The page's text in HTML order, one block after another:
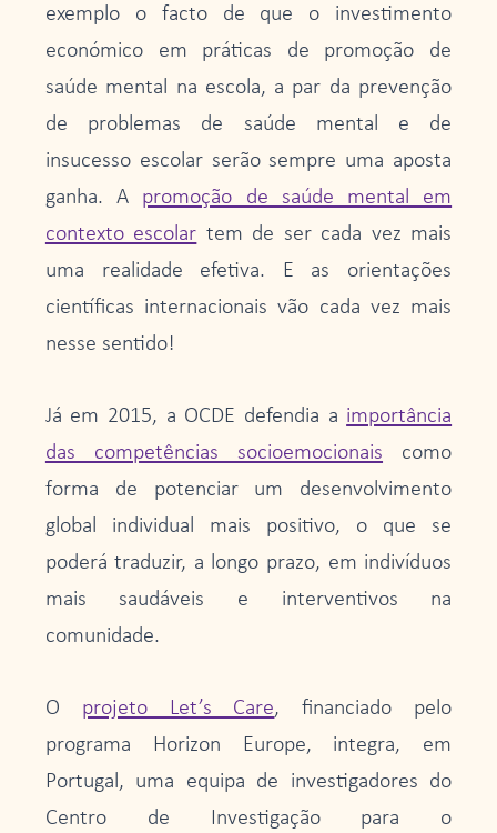
exemplo o facto de que o investimento
económico em práticas de promoção de
saúde mental na escola, a par da prevenção
de problemas de saúde mental e de
insucesso escolar serão sempre uma aposta
ganha. A promoção de saúde mental em
contexto escolar tem de ser cada vez mais
uma realidade efetiva. E as orientações
científicas internacionais vão cada vez mais
nesse sentido!
Já em 2015, a OCDE defendia a importância
das competências socioemocionais como
forma de potenciar um desenvolvimento
global individual mais positivo, o que se
poderá traduzir, a longo prazo, em indivíduos
mais saudáveis e interventivos na
comunidade.
O projeto Let’s Care, financiado pelo
programa Horizon Europe, integra, em
Portugal, uma equipa de investigadores do
Centro de Investigação para o